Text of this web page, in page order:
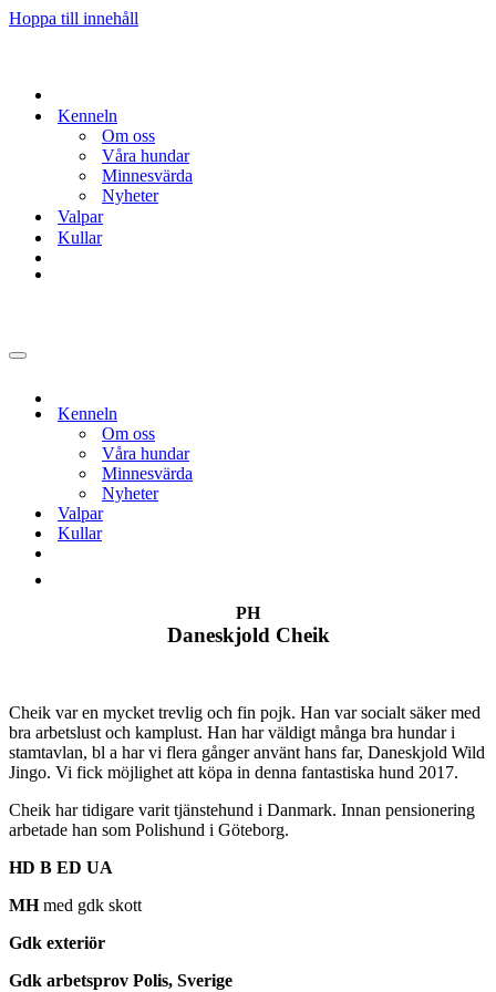
Hoppa till innehåll
Kenneln
Om oss
Våra hundar
Minnesvärda
Nyheter
Valpar
Kullar
Navigeringsmeny
Kenneln
Om oss
Våra hundar
Minnesvärda
Nyheter
Valpar
Kullar
PH
Daneskjold Cheik
Cheik var en mycket trevlig och fin pojk. Han var socialt säker med
bra arbetslust och kamplust. Han har väldigt många bra hundar i
stamtavlan, bl a har vi flera gånger använt hans far, Daneskjold Wild
Jingo. Vi fick möjlighet att köpa in denna fantastiska hund 2017.
Cheik har tidigare varit tjänstehund i Danmark. Innan pensionering
arbetade han som Polishund i Göteborg.
HD B ED UA
MHmed gdk skott
Gdk exteriör
Gdk arbetsprov Polis, Sverige